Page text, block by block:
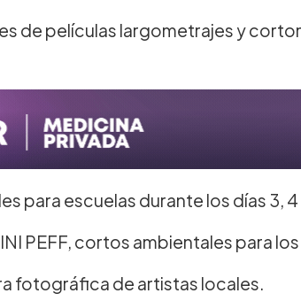
de películas largometrajes y
para escuelas durante los días 3,
PEFF, cortos ambientales para los
fotográfica de artistas locales.